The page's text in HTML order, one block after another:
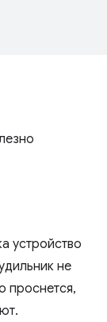
устройство
не
проснется,